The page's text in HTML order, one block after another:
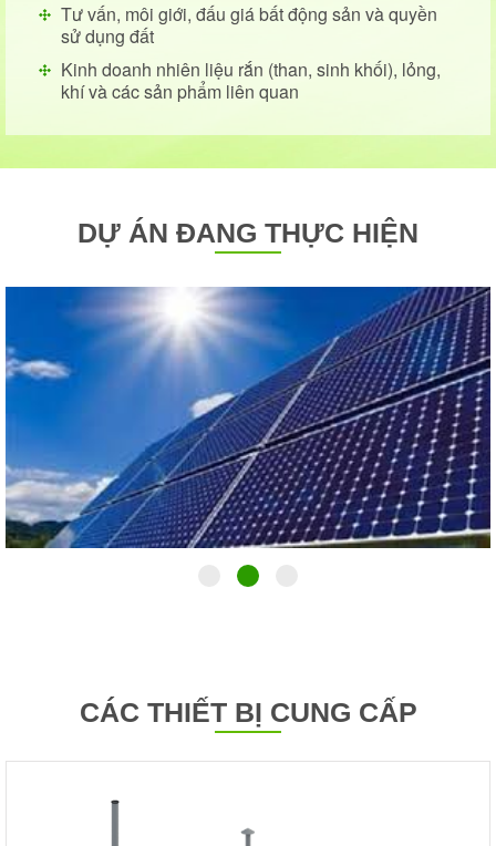
Tư vấn, môi giới, đấu giá bất động sản và quyền
sử dụng đất
Kinh doanh nhiên liệu rắn (than, sinh khối), lỏng,
khí và các sản phẩm liên quan
DỰ ÁN ĐANG THỰC HIỆN
XEM THÊM
CÁC THIẾT BỊ CUNG CẤP